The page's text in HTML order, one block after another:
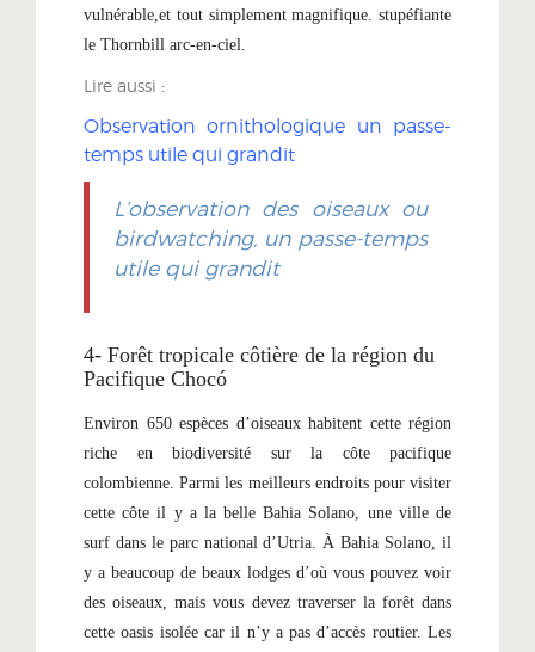
vulnérable,et tout simplement magnifique. stupéfiante
le Thornbill arc-en-ciel.
Lire aussi :
Observation ornithologique un passe-
temps utile qui grandit
L’observation des oiseaux ou
birdwatching, un passe-temps
utile qui grandit
4- Forêt tropicale côtière de la région du
Pacifique Chocó
Environ 650 espèces d’oiseaux habitent cette région
riche en biodiversité sur la côte pacifique
colombienne. Parmi les meilleurs endroits pour visiter
cette côte il y a la belle Bahia Solano, une ville de
surf dans le parc national d’Utria. À Bahia Solano, il
y a beaucoup de beaux lodges d’où vous pouvez voir
des oiseaux, mais vous devez traverser la forêt dans
cette oasis isolée car il n’y a pas d’accès routier. Les